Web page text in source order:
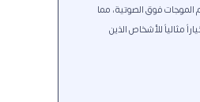
الموجات فوق الصوتية، مما
مثالياً للأشخاص الذين